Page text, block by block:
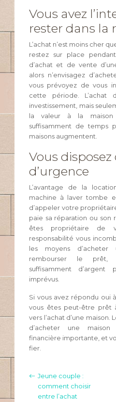
Vous avez
rester dans la
L’achat n’est moins cher
restez sur place
d’achat et de vente
alors n’envisagez
vous prévoyez de vous
cette période. L’achat
investissement, mais
la valeur à la
suffisamment de temps
maisons augmentent.
Vous disposez
d’urgence
L’avantage de la
machine à laver tombe
d’appeler votre
paie sa réparation ou son
êtes propriétaire de
responsabilité vous
les moyens
rembourser le prêt,
suffisamment
imprévus.
Si vous avez répondu oui
vous êtes peut-être prêt
vers l’achat d’une maison.
d’acheter une
financière importante, et
fier.
Jeune couple :
comment choisir
entre l’achat